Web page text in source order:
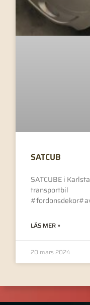
SATCUB
SATCUBE i
transportbil
LÄS MER »
20 mars 2024